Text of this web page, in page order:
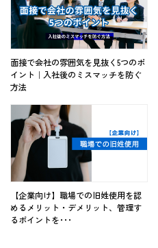
面接で会社の雰囲気を見抜く5つのポ
イント｜入社後のミスマッチを防ぐ
方法
【企業向け】職場での旧姓使用を認
めるメリット・デメリット、管理す
るポイントを･･･